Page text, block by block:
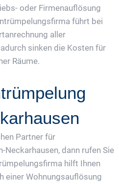
oder Firmenauflösung
führt bei
aller
sinken die Kosten für
Räume.
Partner für
Neckarhausen, dann rufen Sie
hilft Ihnen
einer Wohnungsauflösung